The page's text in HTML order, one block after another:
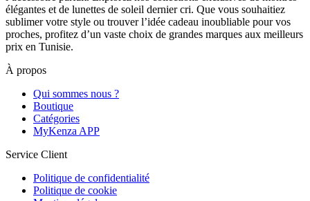
élégantes et de lunettes de soleil dernier cri. Que vous souhaitiez
sublimer votre style ou trouver l’idée cadeau inoubliable pour vos
proches, profitez d’un vaste choix de grandes marques aux meilleurs
prix en Tunisie.
À propos
Qui sommes nous ?
Boutique
Catégories
MyKenza APP
Service Client
Politique de confidentialité
Politique de cookie